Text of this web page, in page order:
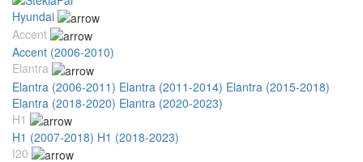
Hyundai
Accent
Accent (2006-2010)
Elantra
Elantra (2006-2011) Elantra (2011-2014) Elantra (2015-2018)
Elantra (2018-2020) Elantra (2020-2023)
H1
H1 (2007-2018) H1 (2018-2023)
I20